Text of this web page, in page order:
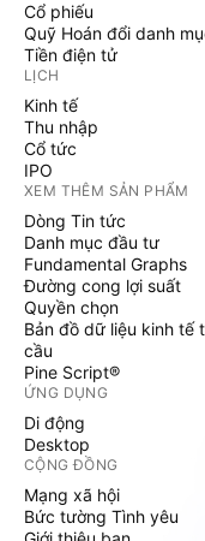
Cổ phiếu
Quỹ Hoán đổi danh
Tiền điện tử
LỊCH
Kinh tế
Thu nhập
Cổ tức
IPO
XEM THÊM SẢN PHẨM
Dòng Tin tức
Danh mục đầu tư
Fundamental Graphs
Đường cong lợi suất
Quyền chọn
Bản đồ dữ liệu kinh tế
cầu
Pine Script®
ỨNG DỤNG
Di động
Desktop
CỘNG ĐỒNG
Mạng xã hội
Bức tường Tình yêu